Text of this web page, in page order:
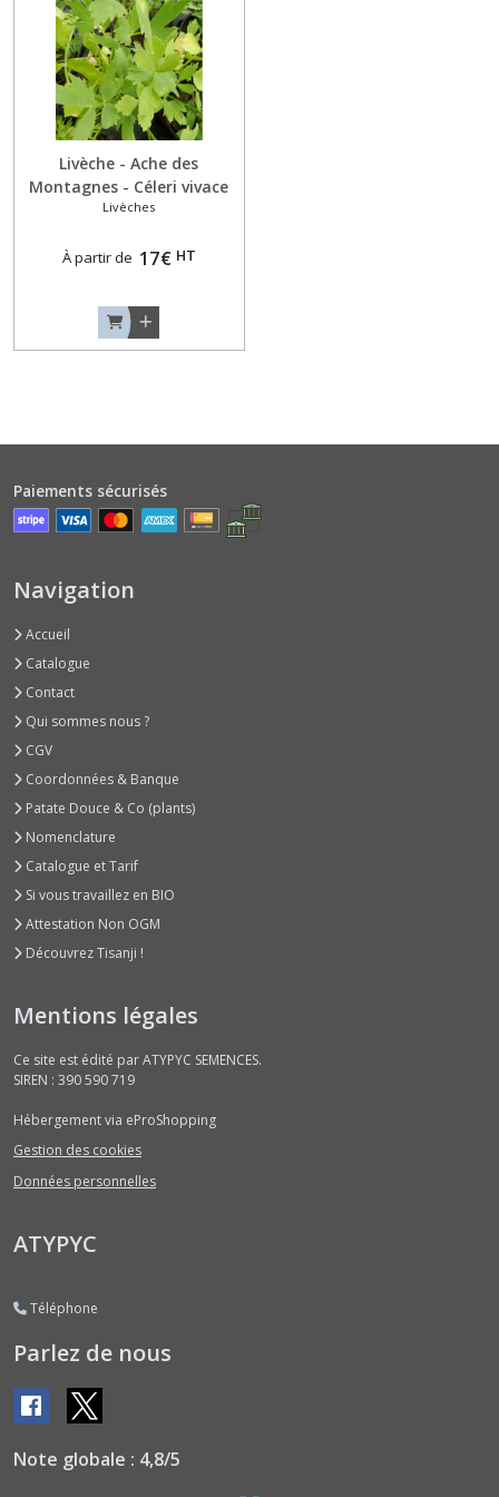
Livèche - Ache des
Montagnes - Céleri vivace
NT (code 181810)
Livèches
À partir de 17€ HT
(3)
Aneths
Artichauts
(2)
Asperges
(1)
Bardane
(1)
Basilics
Autres
Basilics
Rouges
Classiques
(9)
Betteraves
Jeunes
(2)
(2)
Bourraches
Brèdes
(1)
Cardons
(1)
Paiements sécurisés
Navigation
Accueil
Catalogue
Contact
Qui sommes nous ?
CGV
Coordonnées & Banque
Patate Douce & Co (plants)
Nomenclature
Catalogue et Tarif
Si vous travaillez en BIO
Attestation Non OGM
Découvrez Tisanji !
Mentions légales
Ce site est édité par ATYPYC SEMENCES.
SIREN : 390 590 719
Hébergement via eProShopping
Gestion des cookies
Données personnelles
ATYPYC
Téléphone
Parlez de nous
Note globale : 4,8/5